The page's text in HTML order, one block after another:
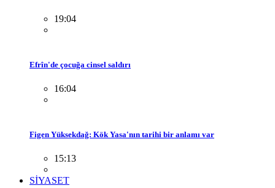
19:04
Efrîn'de çocuğa cinsel saldırı
16:04
Figen Yüksekdağ: Kök Yasa'nın tarihi bir anlamı var
15:13
SİYASET